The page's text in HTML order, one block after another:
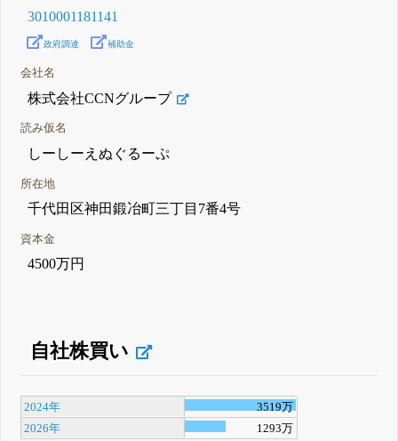
3010001181141
政府調達 補助金
会社名
株式会社CCNグループ
読み仮名
しーしーえぬぐるーぷ
所在地
千代田区神田鍛冶町三丁目7番4号
資本金
4500万円
自社株買い
2024年
3519万
2026年
1293万